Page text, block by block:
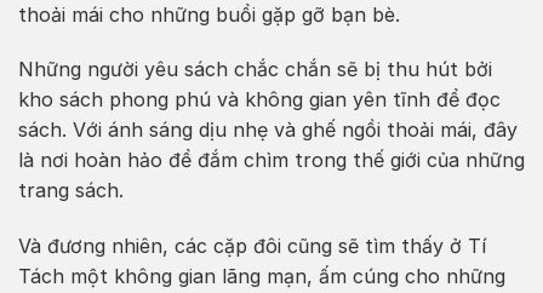
thoải mái cho những buổi gặp gỡ bạn bè.
Những người yêu sách chắc chắn sẽ bị thu hút bởi
kho sách phong phú và không gian yên tĩnh để đọc
sách. Với ánh sáng dịu nhẹ và ghế ngồi thoải mái, đây
là nơi hoàn hảo để đắm chìm trong thế giới của những
trang sách.
Và đương nhiên, các cặp đôi cũng sẽ tìm thấy ở Tí
Tách một không gian lãng mạn, ấm cúng cho những